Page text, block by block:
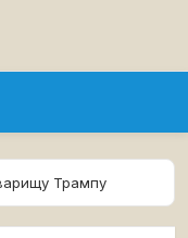
Трампу